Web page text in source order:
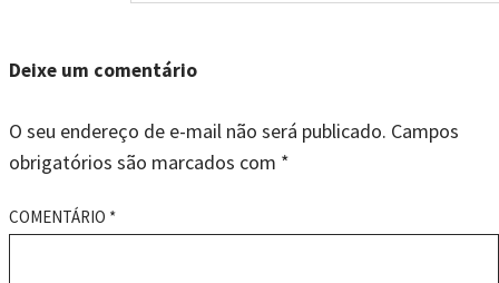
Deixe um comentário
O seu endereço de e-mail não será publicado. Campos
obrigatórios são marcados com *
COMENTÁRIO *